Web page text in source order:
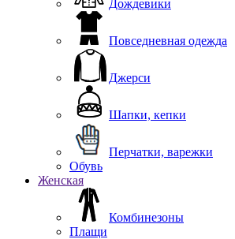
Дождевики
Повседневная одежда
Джерси
Шапки, кепки
Перчатки, варежки
Обувь
Женская
Комбинезоны
Плащи